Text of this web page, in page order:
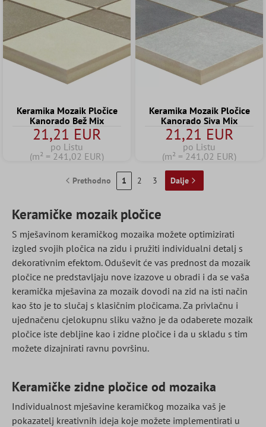
Keramika Mozaik Pločice
Kanorado Bež Mix
21,21 EUR
po Listu
(m² = 241,02 EUR)
Keramika Mozaik Pločice
Kanorado Siva Mix
21,21 EUR
po Listu
(m² = 241,02 EUR)
Prethodno 1 2 3 Dalje
Keramičke mozaik pločice
S mješavinom keramičkog mozaika možete optimizirati
izgled svojih pločica na zidu i pružiti individualni detalj s
dekorativnim efektom. Oduševit će vas prednost da mozaik
pločice ne predstavljaju nove izazove u obradi i da se vaša
keramička mješavina za mozaik dovodi na zid na isti način
kao što je to slučaj s klasičnim pločicama. Za privlačnu i
ujednačenu cjelokupnu sliku važno je da odaberete mozaik
pločice iste debljine kao i zidne pločice i da u skladu s tim
možete dizajnirati ravnu površinu.
Keramičke zidne pločice od mozaika
Individualnost mješavine keramičkog mozaika vaš je
pokazatelj kreativnih ideja koje možete implementirati u